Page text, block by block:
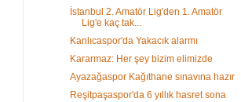
İstanbul 2. Amatör Lig'den 1. Amatör
Lig'e kaç tak...
Kanlıcaspor'da Yakacık alarmı
Kararmaz: Her şey bizim elimizde
Ayazağaspor Kağıthane sınavına hazır
Reşitpaşaspor'da 6 yıllık hasret sona